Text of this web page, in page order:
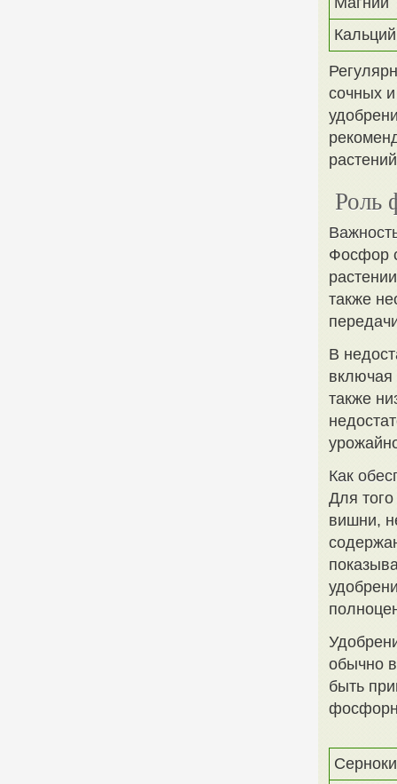
Кальций
сочных
Роль
Фосфор
также
В
включая
также
Как
Для
вишни,
обычно
быть